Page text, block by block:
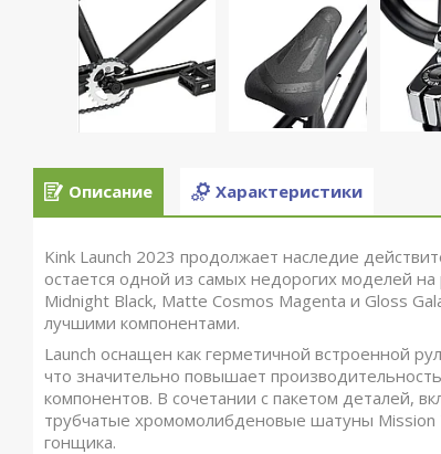
Описание Характеристики
Kink Launch 2023 продолжает наследие
остается одной из самых недорогих моделей
Midnight Black, Matte Cosmos Magenta и Gloss
лучшими компонентами.
Launch оснащен как герметичной встроенной
что значительно повышает
компонентов. В сочетании с пакетом деталей,
трубчатые хромомолибденовые шатуны Mission
гонщика.